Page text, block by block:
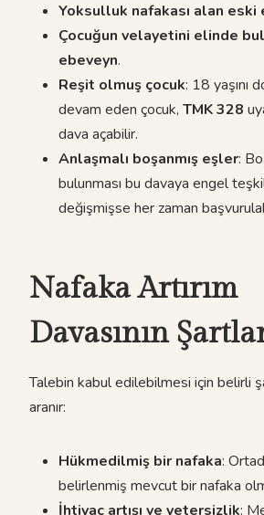
Yoksulluk nafakası alan eski
Çocuğun velayetini elinde
ebeveyn.
Reşit olmuş çocuk: 18 yaşını
devam eden çocuk, TMK 328
dava açabilir.
Anlaşmalı boşanmış eşler:
bulunması bu davaya engel
değişmişse her zaman
Nafaka Artırım
Davasının
Talebin kabul edilebilmesi için belirli
aranır:
Hükmedilmiş bir nafaka:
belirlenmiş mevcut bir nafaka
İhtiyaç artışı ve yetersizlik: